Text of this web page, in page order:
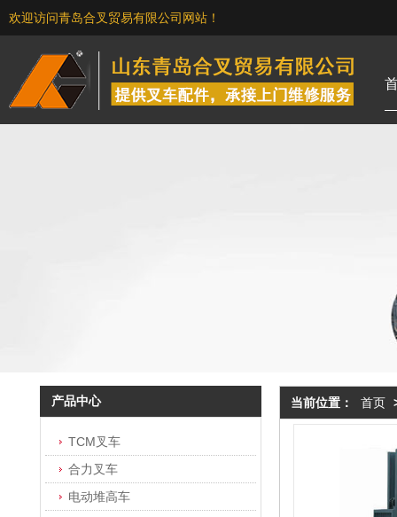
欢迎访问青岛合叉贸易有限公司网站！
产品中心
TCM叉车
合力叉车
电动堆高车
当前位置： 首页